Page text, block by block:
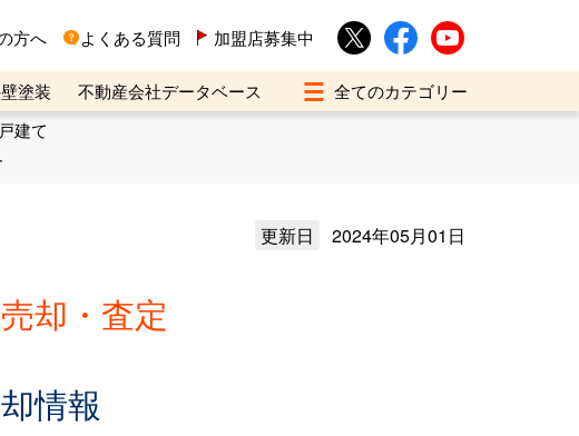
方へ よくある質問 加盟店募集中
塗装
不動産会社データベース
スク
建て
更新日 2024年05月01日
却・査定
情報